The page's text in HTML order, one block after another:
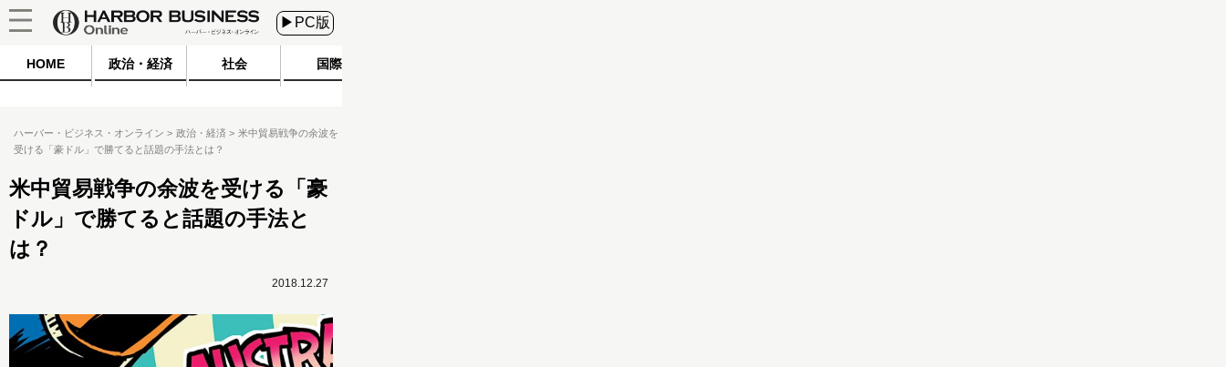
▶PC版
HOME 政治・経済 社会 国際
ハーバー・ビジネス・オンライン 政治・経済
米中貿易戦争の余波を
受ける「豪ドル」で勝てると話題の手法とは？
米中貿易戦争の余波を受ける「豪
ドル」で勝てると話題の手法と
は？
2018.12.27